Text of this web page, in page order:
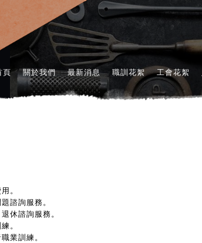
頁 關於我們 最新消息 職訓花絮 工會花絮
。
諮詢服務。
休諮詢服務。
。
業訓練。